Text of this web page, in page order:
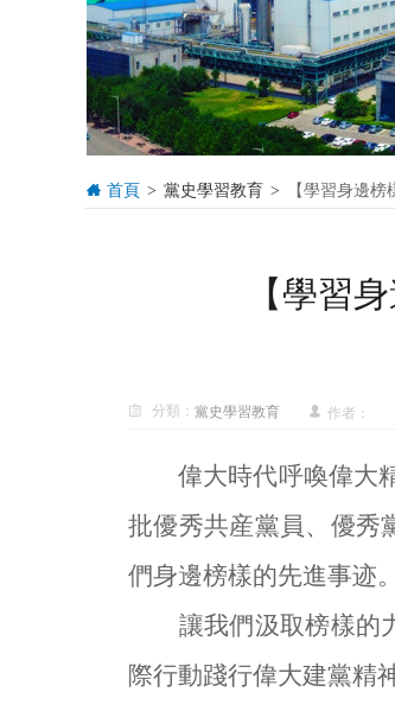
首頁 > 黨史學習教育 > 【學習身邊
【學習
分類： 黨史學習教育 作者：
偉大時代呼喚偉大精
批優秀共産黨員、優秀
們身邊榜樣的先進事迹。
讓我們汲取榜樣的力
際行動踐行偉大建黨精